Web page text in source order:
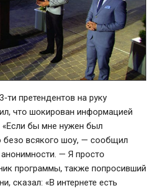
ти претендентов на руку
что шокирован информацией
бы мне нужен был
безо всякого шоу, — сообщил
— Я просто
программы, также попросивший
сказал: «В интернете есть